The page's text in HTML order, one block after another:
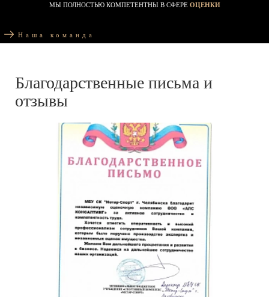
МЫ ПОЛНОСТЬЮ КОМПЕТЕНТНЫ В СФЕРЕ ОЦЕНКИ
Наша команда
Благодарственные письма и
отзывы